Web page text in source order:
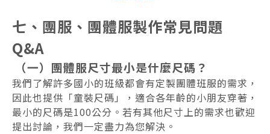
七、團服、團體服製作常見問題
Q&A
（一）團體服尺寸最小是什麼尺碼？
我們了解許多國小的班級都會有定製團體班服的需求，
因此也提供「童裝尺碼」，適合各年齡的小朋友穿著，
最小的尺碼是100公分。若有其他尺寸上的需求也歡迎
提出討論，我們一定盡力為您解決。